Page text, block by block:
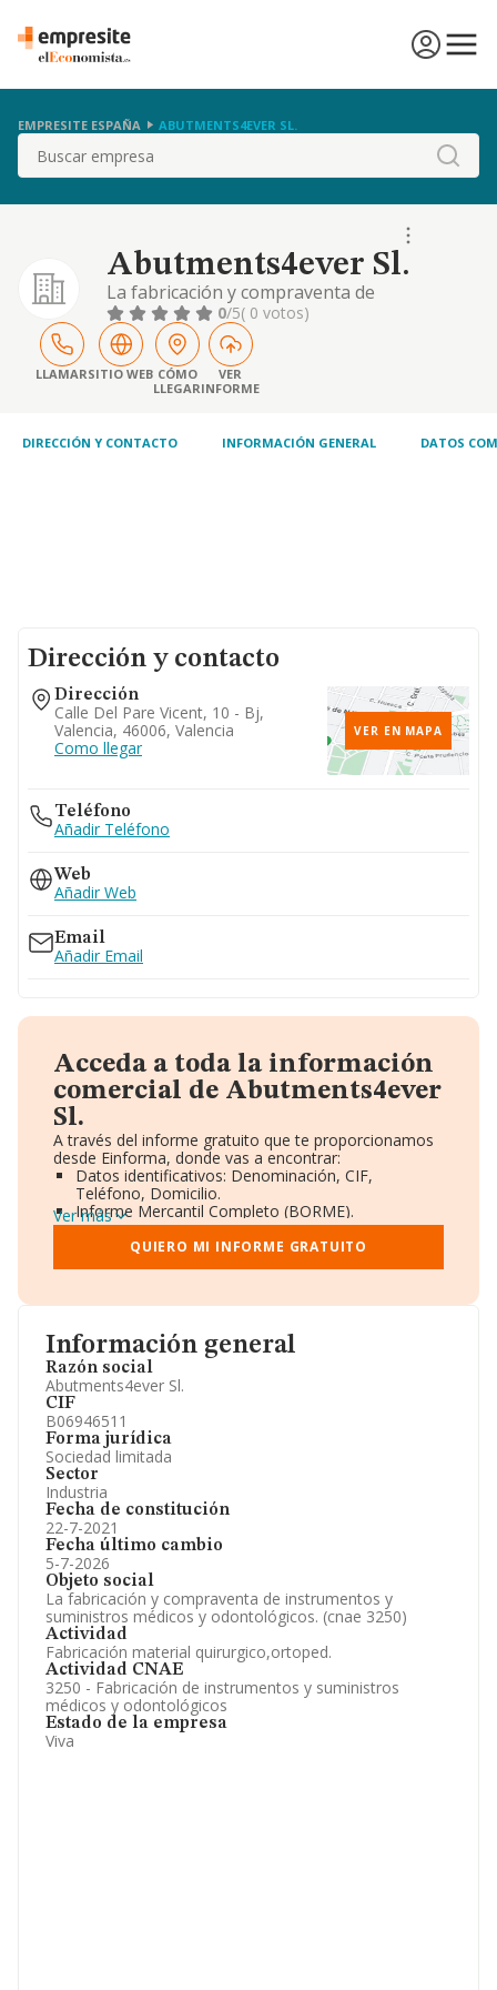
EMPRESITE ESPAÑA ABUTMENTS4EVER SL.
Buscar
Abutments4ever Sl.
La fabricación y compraventa de
instrumentos y suministros médicos y
odontológicos. (cnae 3250)
0/5( 0 votos)
LLAMARSITIO WEB CÓMO
LLEGAR
VER
INFORME
DIRECCIÓN Y CONTACTO INFORMACIÓN GENERAL DATOS
Información general
Razón social
Abutments4ever Sl.
CIF
B06946511
Forma jurídica
Sociedad limitada
Sector
Industria
Fecha de constitución
22-7-2021
Fecha último cambio
5-7-2026
Objeto social
La fabricación y compraventa de instrumentos y
suministros médicos y odontológicos. (cnae 3250)
Actividad
Fabricación material quirurgico,ortoped.
Actividad CNAE
3250 - Fabricación de instrumentos y suministros
médicos y odontológicos
Estado de la empresa
Viva
Dirección y contacto
Dirección
Calle Del Pare Vicent, 10 - Bj,
Valencia, 46006, Valencia
Como llegar
VER EN MAPA
Teléfono
Añadir Teléfono
Web
Añadir Web
Email
Añadir Email
Acceda a toda la información
comercial de Abutments4ever
Sl.
A través del informe gratuito que te proporcionamos
desde Einforma, donde vas a encontrar:
Datos identificativos: Denominación, CIF,
Teléfono, Domicilio.
Informe Mercantil Completo (BORME).
Gráficos de Evolución Ventas y Empleados.
Consejo de Administración y Administradores.
Directivos y Ejecutivos.
Información oficial y registral complementaria.
Ver más
QUIERO MI INFORME GRATUITO